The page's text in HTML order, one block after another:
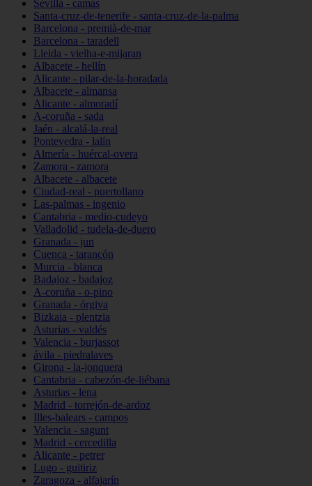
Sevilla - camas
Santa-cruz-de-tenerife - santa-cruz-de-la-palma
Barcelona - premià-de-mar
Barcelona - taradell
Lleida - vielha-e-mijaran
Albacete - hellín
Alicante - pilar-de-la-horadada
Albacete - almansa
Alicante - almoradí
A-coruña - sada
Jaén - alcalá-la-real
Pontevedra - lalín
Almería - huércal-overa
Zamora - zamora
Albacete - albacete
Ciudad-real - puertollano
Las-palmas - ingenio
Cantabria - medio-cudeyo
Valladolid - tudela-de-duero
Granada - jun
Cuenca - tarancón
Murcia - blanca
Badajoz - badajoz
A-coruña - o-pino
Granada - órgiva
Bizkaia - plentzia
Asturias - valdés
Valencia - burjassot
ávila - piedralaves
Girona - la-jonquera
Cantabria - cabezón-de-liébana
Asturias - lena
Madrid - torrejón-de-ardoz
Illes-balears - campos
Valencia - sagunt
Madrid - cercedilla
Alicante - petrer
Lugo - guitiriz
Zaragoza - alfajarín